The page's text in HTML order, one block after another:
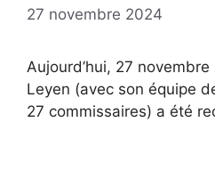
27 novembre 2024
Aujourd’hui, 27
Leyen (avec son équipe
27 commissaires) a été